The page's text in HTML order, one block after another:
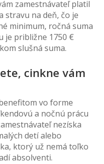
zamestnávateľ platil
stravu na deň, čo je
minimum, ročná suma
je približne 1750 €
slušná suma.
cinkne vám
vo forme
a nočnú prácu
nezíska
detí alebo
ktorý už nemá toľko
absolventi.